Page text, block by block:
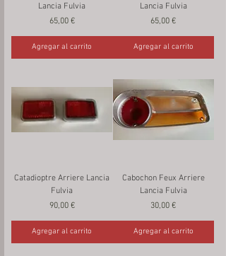
Lancia Fulvia
Precio
65,00 €
Agregar al carrito
Lancia Fulvia
Precio
65,00 €
Agregar al carrito
Catadioptre Arriere Lancia
Fulvia
Precio
90,00 €
Agregar al carrito
Cabochon Feux Arriere
Lancia Fulvia
Precio
30,00 €
Agregar al carrito